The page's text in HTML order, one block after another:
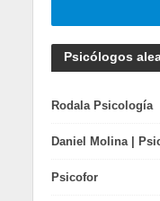
Psicólogos
Rodala Psicología
Daniel Molina |
Psicofor